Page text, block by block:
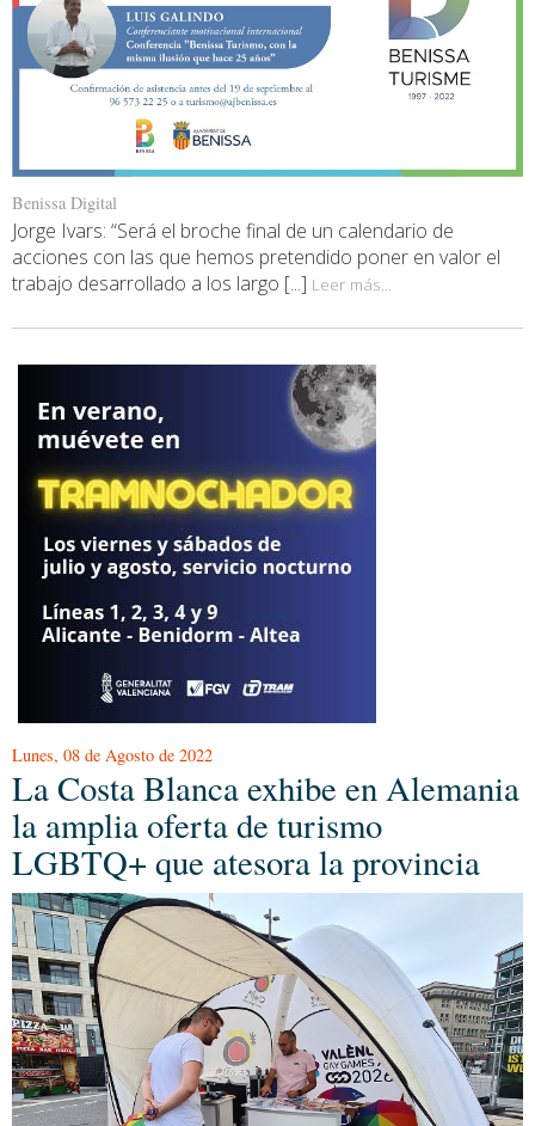
Benissa Digital
Jorge Ivars: “Será el broche final de un calendario de
acciones con las que hemos pretendido poner en valor el
trabajo desarrollado a los largo [...] Leer más...
Lunes, 08 de Agosto de 2022
La Costa Blanca exhibe en Alemania
la amplia oferta de turismo
LGBTQ+ que atesora la provincia